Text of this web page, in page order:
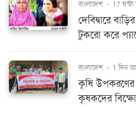
বাংলাদেশ - 17
দেবিদ্বারে
টুকরো করে
বাংলাদেশ - 1 দিন
কৃষি উপকরণের
কৃষকদের